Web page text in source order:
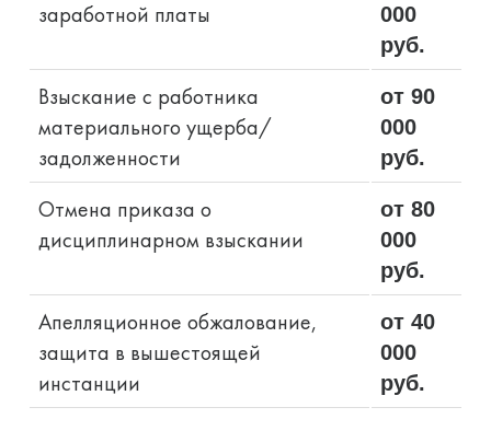
заработной платы
000
руб.
Взыскание с работника
материального ущерба/
задолженности
от 90
000
руб.
Отмена приказа о
дисциплинарном взыскании
от 80
000
руб.
Апелляционное обжалование,
защита в вышестоящей
инстанции
от 40
000
руб.